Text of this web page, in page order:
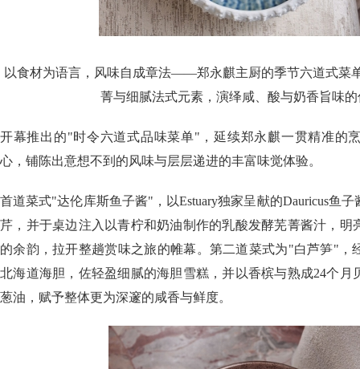
以食材为语言，风味自成章法——郑永麒主厨的季节六道式菜
菁与细腻法式元素，演绎咸、酸与奶香旨味
开幕推出的"时令六道式品味菜单"，延续郑永麒一贯精准的
心，铺陈出意想不到的风味与层层递进的丰富味觉体验。
首道菜式"达伦库斯鱼子酱"，以Estuary独家呈献的Dauricus鱼
芹，并于桌边注入以青柠和奶油制作的乳酸发酵芜菁酱汁，明
的余韵，拉开整趟赏味之旅的帷幕。第二道菜式为"白芦笋"，
北海道海胆，佐轻盈细腻的海胆雪糕，并以香槟与熟成24个月
葱油，赋予整体更为深邃的咸香与鲜度。